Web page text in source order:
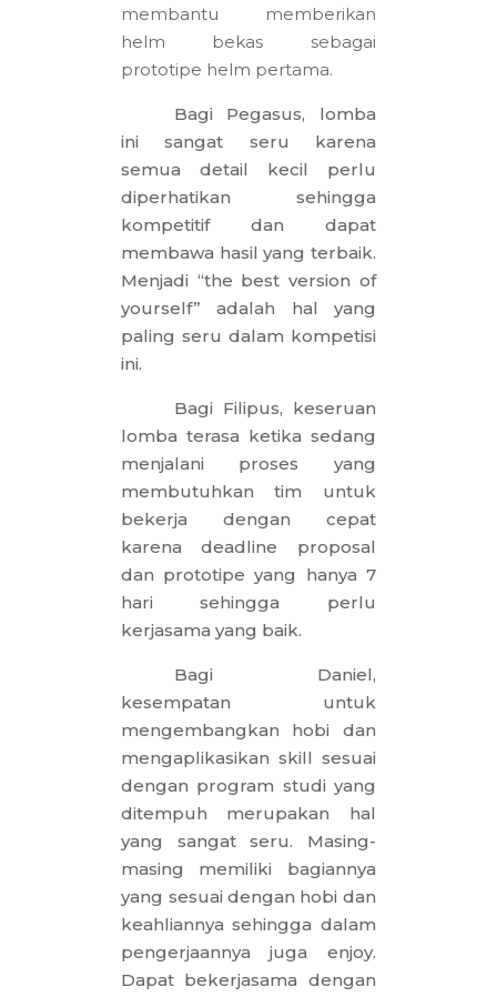
membantu memberikan
helm bekas sebagai
prototipe helm pertama.
Bagi Pegasus, lomba
ini sangat seru karena
semua detail kecil perlu
diperhatikan sehingga
kompetitif dan dapat
membawa hasil yang terbaik.
Menjadi “the best version of
yourself” adalah hal yang
paling seru dalam kompetisi
ini.
Bagi Filipus, keseruan
lomba terasa ketika sedang
menjalani proses yang
membutuhkan tim untuk
bekerja dengan cepat
karena deadline proposal
dan prototipe yang hanya 7
hari sehingga perlu
kerjasama yang baik.
Bagi Daniel,
kesempatan untuk
mengembangkan hobi dan
mengaplikasikan skill sesuai
dengan program studi yang
ditempuh merupakan hal
yang sangat seru. Masing-
masing memiliki bagiannya
yang sesuai dengan hobi dan
keahliannya sehingga dalam
pengerjaannya juga enjoy.
Dapat bekerjasama dengan